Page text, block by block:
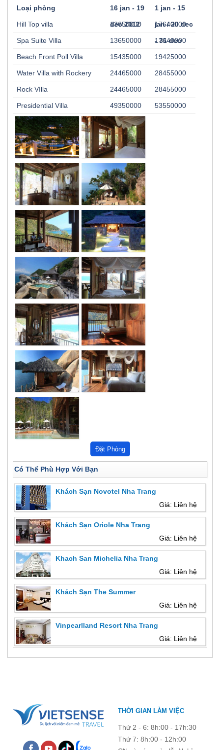
Loại phòng 16 jan - 19
dec 2012
1 jan - 15
jan / 20 dec
- 31 dec
Hill Top villa 13650000 17640000
Spa Suite Villa 13650000 17640000
Beach Front Poll Villa 15435000 19425000
Water Villa with Rockery 24465000 28455000
Rock VIlla 24465000 28455000
Presidential Villa 49350000 53550000
Có Thể Phù Hợp Với Bạn
Khách Sạn Novotel Nha Trang
Giá: Liên hệ
Khách Sạn Oriole Nha Trang
Giá: Liên hệ
Khach San Michelia Nha Trang
Giá: Liên hệ
Khách Sạn The Summer
Giá: Liên hệ
Vinpearlland Resort Nha Trang
Giá: Liên hệ
THỜI GIAN LÀM VIỆC
Thứ 2 - 6: 8h:00 - 17h:30
Thứ 7: 8h:00 - 12h:00